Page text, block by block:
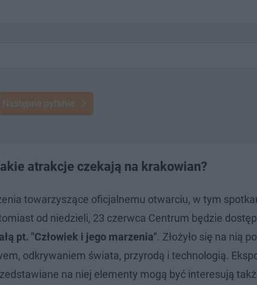
Następne pytanie
atrakcje czekają na krakowian?
towarzyszące oficjalnemu otwarciu, w tym
od niedzieli, 23 czerwca Centrum będzie
pt. "Człowiek i jego marzenia". Złożyło się na nią
odkrywaniem świata, przyrodą i technologią.
na niej elementy mogą być interesują